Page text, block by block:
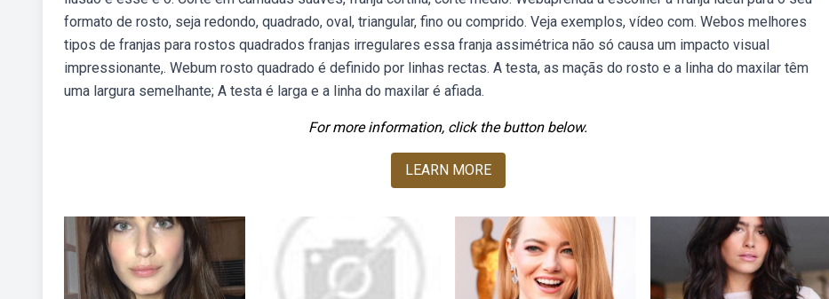
formato de rosto, seja redondo, quadrado, oval, triangular, fino ou comprido. Veja exemplos, vídeo com. Webos melhores
tipos de franjas para rostos quadrados franjas irregulares essa franja assimétrica não só causa um impacto visual
impressionante,. Webum rosto quadrado é definido por linhas rectas. A testa, as maçãs do rosto e a linha do maxilar têm
uma largura semelhante; A testa é larga e a linha do maxilar é afiada.
For more information, click the button below.
LEARN MORE